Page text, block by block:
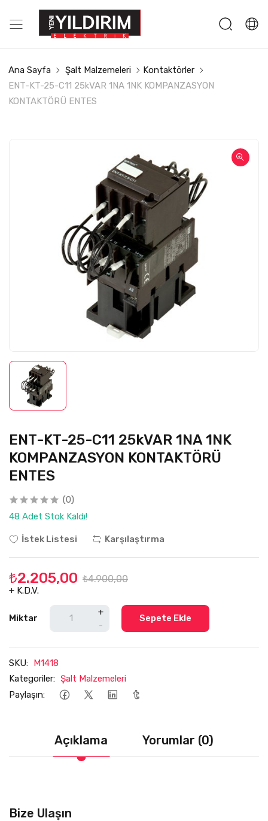
Ana Sayfa Şalt Malzemeleri
Kontaktörler
ENT-KT-25-C11 25kVAR 1NA 1NK KOMPANZASYON
KONTAKTÖRÜ ENTES
ENT-KT-25-C11 25kVAR 1NA 1NK
KOMPANZASYON KONTAKTÖRÜ
ENTES
(0)
48 Adet Stok Kaldı!
İstek Listesi Karşılaştırma
₺2.205,00 ₺4.900,00
+ K.D.V.
Miktar
+
-
Sepete Ekle
SKU: M1418
Kategoriler: Şalt Malzemeleri
Paylaşın:
Açıklama Yorumlar (0)
Bize Ulaşın